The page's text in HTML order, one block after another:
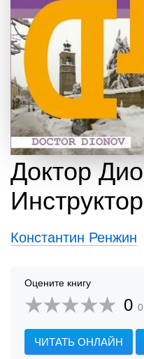
Доктор
Константин Ренжин
Оцените книгу
0 0
ЧИТАТЬ ОНЛАЙН